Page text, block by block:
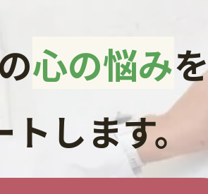
心の悩み
します。